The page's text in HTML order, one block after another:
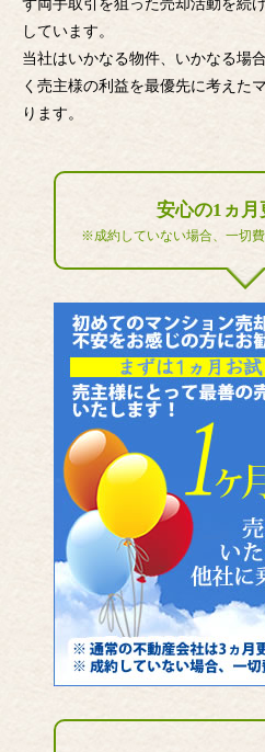
ず両手取引を狙った売却活動を続
しています。
当社はいかなる物件、いかなる場
く売主様の利益を最優先に考えた
ります。
安心の1ヵ月
※成約していない場合、一切費